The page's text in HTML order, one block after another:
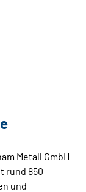
Metall GmbH
rund 850
und